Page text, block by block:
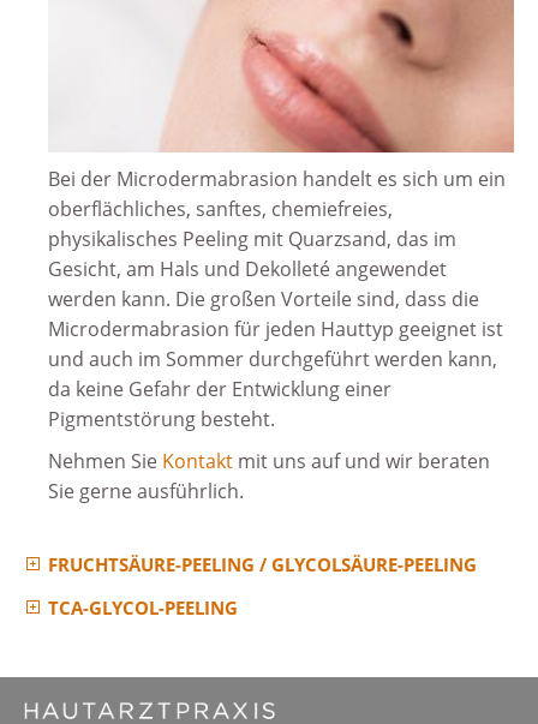
Bei der Microdermabrasion handelt es sich um ein
oberflächliches, sanftes, chemiefreies,
physikalisches Peeling mit Quarzsand, das im
Gesicht, am Hals und Dekolleté angewendet
werden kann. Die großen Vorteile sind, dass die
Microdermabrasion für jeden Hauttyp geeignet ist
und auch im Sommer durchgeführt werden kann,
da keine Gefahr der Entwicklung einer
Pigmentstörung besteht.
Nehmen Sie Kontakt mit uns auf und wir beraten
Sie gerne ausführlich.
FRUCHTSÄURE-PEELING / GLYCOLSÄURE-PEELING
TCA-GLYCOL-PEELING